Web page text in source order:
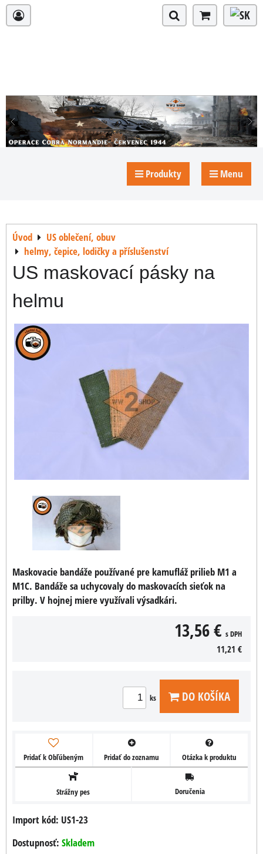
Produkty Menu
Úvod
US oblečení, obuv
helmy, čepice, lodičky a příslušenství
US maskovací pásky na
helmu
Maskovacie bandáže používané pre kamufláž prilieb M1 a
M1C. Bandáže sa uchycovaly do maskovacích sieťok na
prilby. V hojnej miere využívali výsadkári.
13,56 € s DPH
11,21 €
ks DO KOŠÍKA
Pridať k Obľúbeným Pridať do zoznamu Otázka k produktu
Strážny pes Doručenia
Import kód: US1-23
Dostupnosť: Skladem